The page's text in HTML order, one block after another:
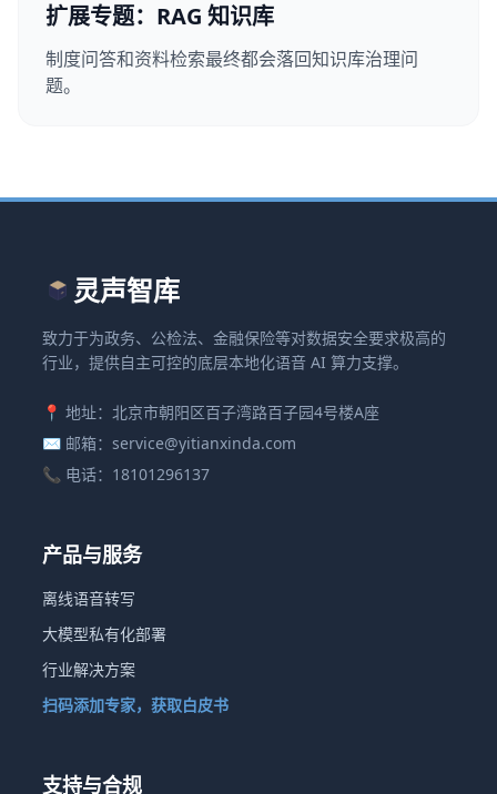
扩展专题：RAG 知识库
制度问答和资料检索最终都会落回知识库治理问
题。
灵声智库
致力于为政务、公检法、金融保险等对数据安全要求极高的
行业，提供自主可控的底层本地化语音 AI 算力支撑。
📍 地址：北京市朝阳区百子湾路百子园4号楼A座
✉️ 邮箱：service@yitianxinda.com
📞 电话：18101296137
产品与服务
离线语音转写
大模型私有化部署
行业解决方案
扫码添加专家，获取白皮书
支持与合规